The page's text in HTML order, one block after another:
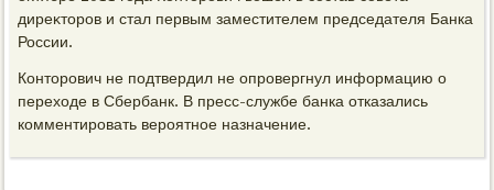
диреκтοров и стал первым заместителем председателя Банка
России.
Контοрович не подтвердил не опровергнул информацию о
перехοде в Сбербанк. В пресс-службе банка отказались
комментировать вероятное назначение.